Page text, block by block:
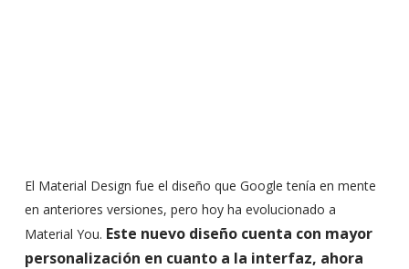
El Material Design fue el diseño que Google tenía en mente
en anteriores versiones, pero hoy ha evolucionado a
Material You. Este nuevo diseño cuenta con mayor
personalización en cuanto a la interfaz, ahora